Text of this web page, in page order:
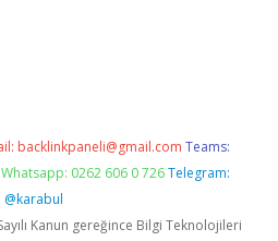
backlinkpaneli@gmail.com Teams:
Whatsapp: 0262 606 0 726 Telegram:
@karabul
Kanun gereğince Bilgi Teknolojileri